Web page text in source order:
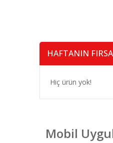
HAFTANIN
Hiç ürün yok!
Mobil